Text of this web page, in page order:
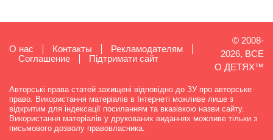
О нас Контакты
Рекламодателям
Cоглашение
Підтримати сайт
© 2008-
2026, ВСЕ
О ДЕТЯХ™
Авторські права статей захищені відповідно до ЗУ про авторське
право. Використання матеріалів в Інтернеті можливе лише з
відкритим для індексації посиланням та вказівкою назви сайту.
Використання матеріалів у друкованих виданнях можливе тільки з
письмового дозволу правовласника.